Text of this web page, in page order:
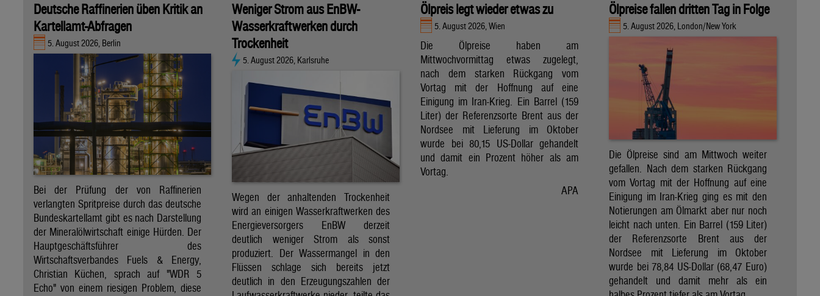
Deutsche Raffinerien üben Kritik an
Kartellamt-Abfragen
5. August 2026, Berlin
Bei der Prüfung der von Raffinerien
verlangten Spritpreise durch das deutsche
Bundeskartellamt gibt es nach Darstellung
der Mineralölwirtschaft einige Hürden. Der
Hauptgeschäftsführer des
Wirtschaftsverbandes Fuels & Energy,
Christian Küchen, sprach auf "WDR 5
Echo" von einem riesigen Problem, diese
Weniger Strom aus EnBW-
Wasserkraftwerken durch
Trockenheit
5. August 2026, Karlsruhe
Wegen der anhaltenden Trockenheit
wird an einigen Wasserkraftwerken des
Energieversorgers EnBW derzeit
deutlich weniger Strom als sonst
produziert. Der Wassermangel in den
Flüssen schlage sich bereits jetzt
deutlich in den Erzeugungszahlen der
Ölpreis legt wieder etwas zu
5. August 2026, Wien
Die Ölpreise haben am
Mittwochvormittag etwas zugelegt,
nach dem starken Rückgang vom
Vortag mit der Hoffnung auf eine
Einigung im Iran-Krieg. Ein Barrel (159
Liter) der Referenzsorte Brent aus der
Nordsee mit Lieferung im Oktober
wurde bei 80,15 US-Dollar gehandelt
und damit ein Prozent höher als am
Vortag.
APA
Ölpreise fallen dritten Tag in Folge
5. August 2026, London/New York
Die Ölpreise sind am Mittwoch weiter
gefallen. Nach dem starken Rückgang
vom Vortag mit der Hoffnung auf eine
Einigung im Iran-Krieg ging es mit den
Notierungen am Ölmarkt aber nur noch
leicht nach unten. Ein Barrel (159 Liter)
der Referenzsorte Brent aus der
Nordsee mit Lieferung im Oktober
wurde bei 78,84 US-Dollar (68,47 Euro)
gehandelt und damit mehr als ein